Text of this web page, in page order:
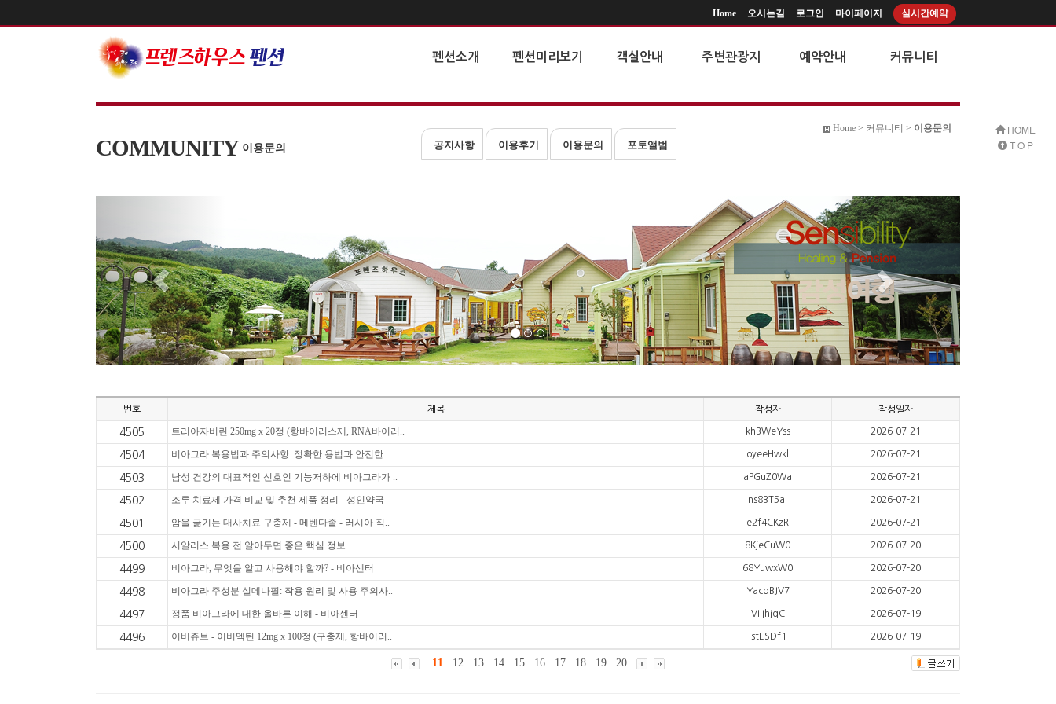
Home 오시는길 로그인 마이페이지 실시간예약
펜션소개 펜션미리보기 객실안내 주변관광지 예약안내 커뮤니티
Home > 커뮤니티 > 이용문의
COMMUNITY 이용문의 공지사항 이용후기 이용문의 포토앨범
번호 제목 작성자 작성일자
4505 트리아자비린 250mg x 20정 (항바이러스제, RNA바이러.. khBWeYss 2026-07-21
4504 비아그라 복용법과 주의사항: 정확한 용법과 안전한 .. oyeeHwkl 2026-07-21
4503 남성 건강의 대표적인 신호인 기능저하에 비아그라가 .. aPGuZ0Wa 2026-07-21
4502 조루 치료제 가격 비교 및 추천 제품 정리 - 성인약국 ns8BT5aI 2026-07-21
4501 암을 굶기는 대사치료 구충제 - 메벤다졸 - 러시아 직.. e2f4CKzR 2026-07-21
4500 시알리스 복용 전 알아두면 좋은 핵심 정보 8KjeCuW0 2026-07-20
4499 비아그라, 무엇을 알고 사용해야 할까? - 비아센터 68YuwxW0 2026-07-20
4498 비아그라 주성분 실데나필: 작용 원리 및 사용 주의사.. YacdBJV7 2026-07-20
4497 정품 비아그라에 대한 올바른 이해 - 비아센터 ViIIhjqC 2026-07-19
4496 이버쥬브 - 이버멕틴 12mg x 100정 (구충제, 항바이러.. lstESDf1 2026-07-19
11 12 13 14 15 16 17 18 19 20
HOME
T O P